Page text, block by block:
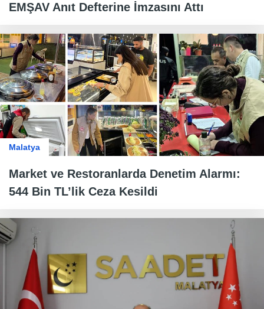
EMŞAV Anıt Defterine İmzasını Attı
Malatya
Market ve Restoranlarda Denetim Alarmı:
544 Bin TL’lik Ceza Kesildi